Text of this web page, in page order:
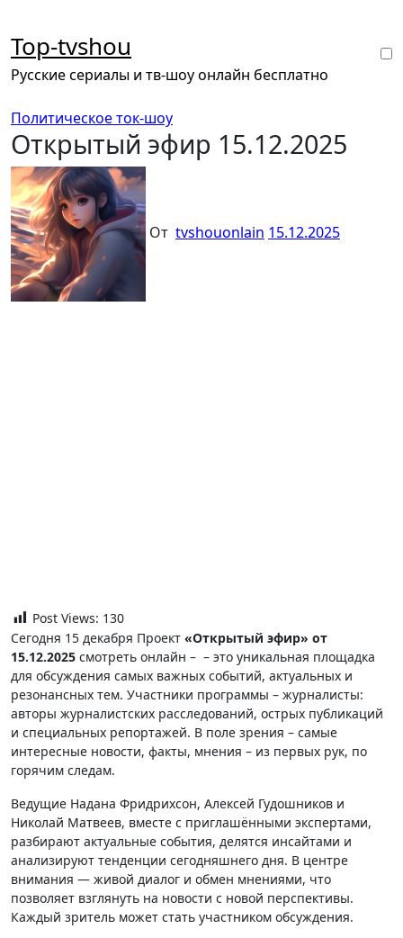
содержанию
Top-tvshou
Русские сериалы и тв-шоу онлайн бесплатно
Политическое ток-шоу
Открытый эфир 15.12.2025
От tvshouonlain 15.12.2025
Post Views: 130
Сегодня 15 декабря Проект «Открытый эфир» от
15.12.2025 смотреть онлайн – – это уникальная площадка
для обсуждения самых важных событий, актуальных и
резонансных тем. Участники программы – журналисты:
авторы журналистских расследований, острых публикаций
и специальных репортажей. В поле зрения – самые
интересные новости, факты, мнения – из первых рук, по
горячим следам.
Ведущие Надана Фридрихсон, Алексей Гудошников и
Николай Матвеев, вместе с приглашёнными экспертами,
разбирают актуальные события, делятся инсайтами и
анализируют тенденции сегодняшнего дня. В центре
внимания — живой диалог и обмен мнениями, что
позволяет взглянуть на новости с новой перспективы.
Каждый зритель может стать участником обсуждения.